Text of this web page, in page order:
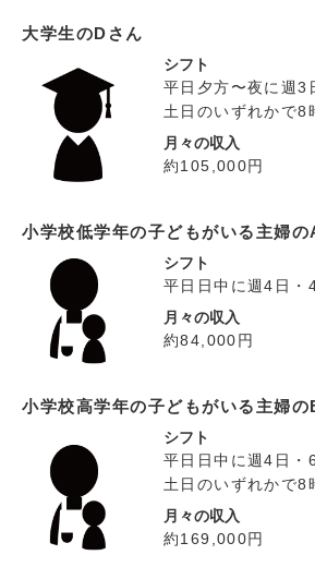
大学生のDさん
シフト
平日夕方〜夜に週3
土日のいずれかで8
月々の収入
約105,000円
小学校低学年の子どもがいる主婦の
シフト
平日日中に週4日・
月々の収入
約84,000円
小学校高学年の子どもがいる主婦の
シフト
平日日中に週4日・
土日のいずれかで8
月々の収入
約169,000円